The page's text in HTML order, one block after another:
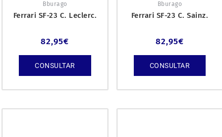
Bburago
Ferrari SF-23 C. Leclerc.
82,95€
CONSULTAR
Bburago
Ferrari SF-23 C. Sainz.
82,95€
CONSULTAR